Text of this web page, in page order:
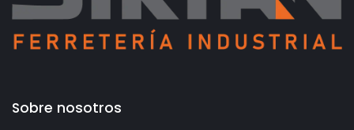
Sobre nosotros